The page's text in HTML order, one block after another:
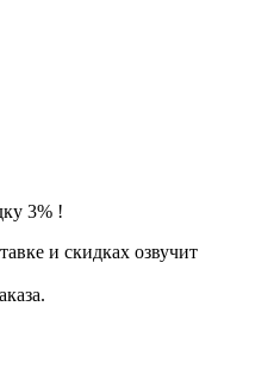
3% !
и скидках озвучит